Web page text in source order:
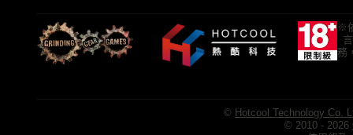
※
務
© Hotcool Technology Co.
© 2010 - 2026